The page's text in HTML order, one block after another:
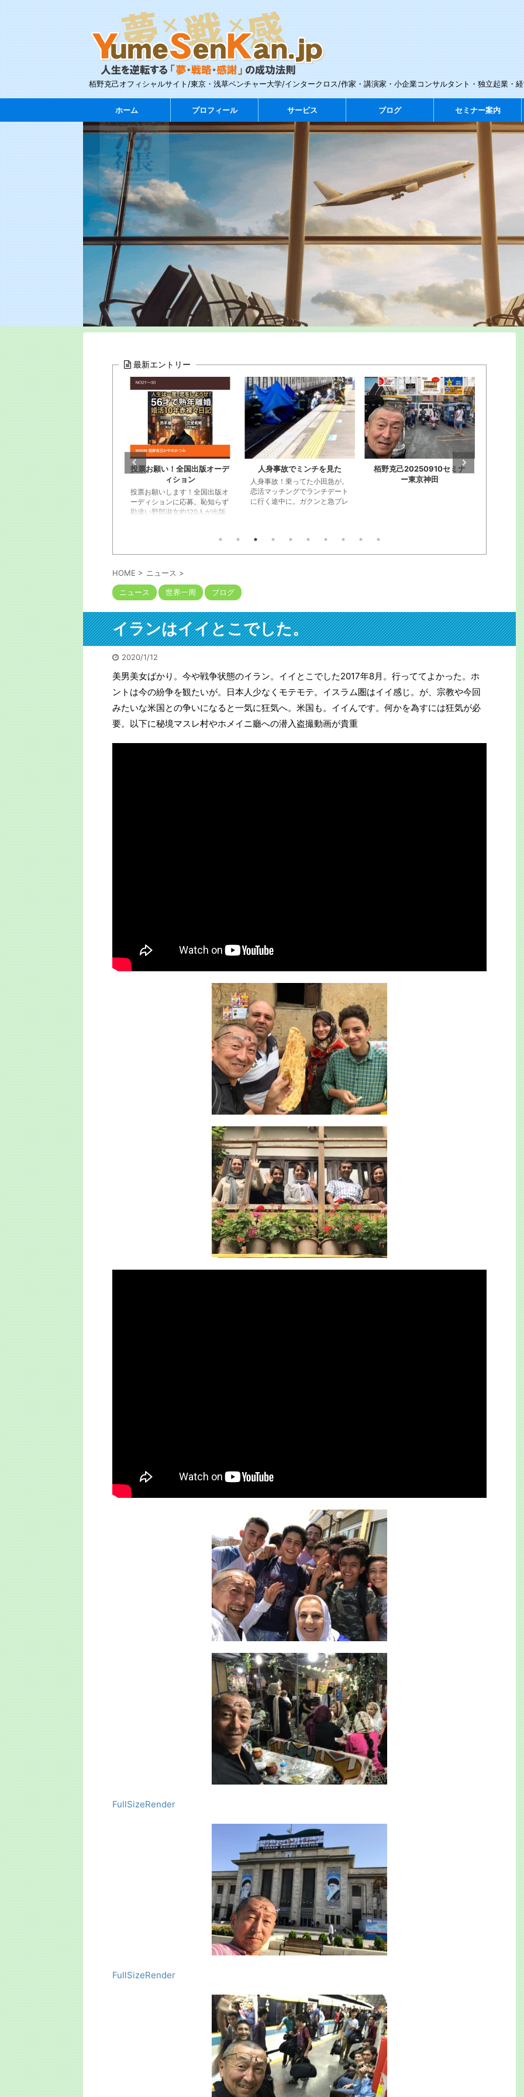
栢野克己オフィシャルサイト/東京・浅草ベンチャー大学/インタークロス/作家・講演家・小企業コンサルタント・独立起業・
ホーム プロフィール サービス ブログ セミナー案内
最新エントリー
投票お願い！全国出版オーデ
ィション
投票お願いします！全国出版オ
ーディションに応募。恥知らず
勘違い野郎淑女約120人が出版
企画書と概要YouTube動画を。
本の出版考える人には参考にな
るでしょう。自信も出るでしょ
う。私も初出版の時に言われま
した。「お前程度が出せるなら
と勇気が出たよ」と。サイトは
以下コメ欄にリンク。今はメチ
ャクチャな口述筆記をAIが目次
構成かつ清書するので誰でも本
は書けます。次回は5月に開催
されます。 https://shuppan-
audition.com/
人身事故でミンチを見た
人身事故！乗ってた小田急が。
恋活マッチングでランチデート
に行く途中に。ガクンと急ブレ
ーキが段階的にかかってストッ
惑。3万人以上に遅延他の影響
官に。で、貴重な機会だ。何で
うと残置物があった。離れて2
か所に。ミンチだ。ピンクの。
たぶん切断されたのだ。職員と
警官？救急員？が慣れた手つき
で拾ってビニール袋へ。が、線
路の敷石ゴロゴロに引っかかっ
全部は ...
栢野克己20250910セミナ
ー東京神田
カヤノ講演動画202503月
写真が20年前ですがw カヤノ
独立起
第13回
｢弱者必
度で示せ
DVDのみ
度商品を
謝の気持
そのお客
にはどう
具体的に
いずみ田
つＭ／Ｋ
(税抜) 動
チェスタ
地域戦略
物話＋広
(税抜) 動
起業＋広
HOME > ニュース >
ニュース 世界一周 ブログ
イランはイイとこでした。
2020/1/12
美男美女ばかり。今や戦争状態のイラン。イイとこでした2017年8月。行っててよかった。ホ
ントは今の紛争を観たいが。日本人少なくモテモテ。イスラム圏はイイ感じ。が、宗教や今回
みたいな米国との争いになると一気に狂気へ。米国も。イイんです。何かを為すには狂気が必
要。以下に秘境マスレ村やホメイニ廳への潜入盗撮動画が貴重
FullSizeRender
FullSizeRender